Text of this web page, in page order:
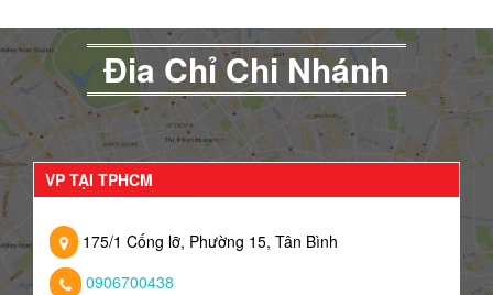
Đia Chỉ Chi Nhánh
VP TẠI TPHCM
175/1 Cống lỡ, Phường 15, Tân Bình
0906700438